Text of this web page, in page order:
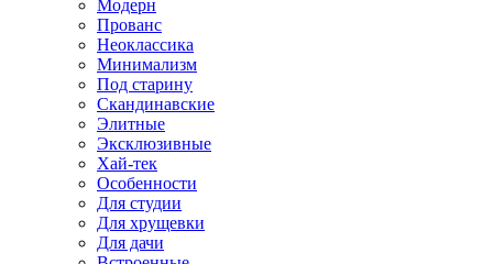
Модерн
Прованс
Неоклассика
Минимализм
Под старину
Скандинавские
Элитные
Эксклюзивные
Хай-тек
Особенности
Для студии
Для хрущевки
Для дачи